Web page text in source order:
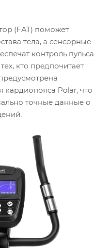
(FAT) поможет
тела, а сенсорные
контроль пульса
кто предпочитает
Polar, что
точные данные о